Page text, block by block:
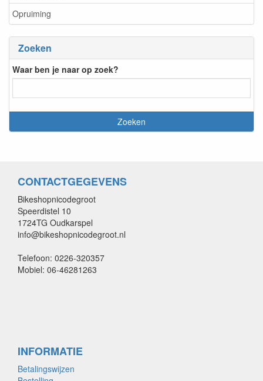
Opruiming
Zoeken
Waar ben je naar op zoek?
CONTACTGEGEVENS
Bikeshopnicodegroot
Speerdistel 10
1724TG Oudkarspel
info@bikeshopnicodegroot.nl
Telefoon: 0226-320357
Mobiel: 06-46281263
INFORMATIE
Betalingswijzen